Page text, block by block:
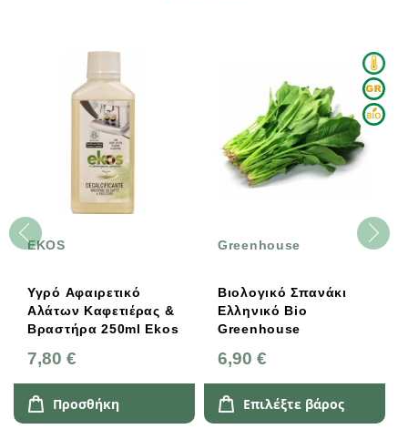
EKOS
Υγρό Αφαιρετικό
Αλάτων Καφετιέρας &
Βραστήρα 250ml Ekos
7,80 €
Προσθήκη
Greenhouse
Βιολογικό Σπανάκι
Ελληνικό Βio
Greenhouse
6,90 €
Επιλέξτε βάρος